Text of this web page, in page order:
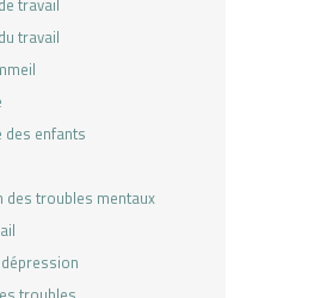
travail
travail
des enfants
troubles mentaux